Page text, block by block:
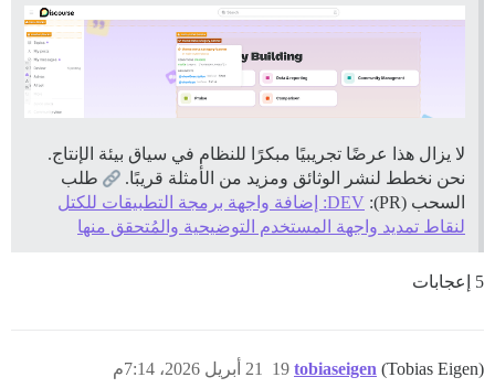
لا يزال هذا عرضًا تجريبيًا مبكرًا للنظام في سياق بيئة الإنتاج.
نحن نخطط لنشر الوثائق ومزيد من الأمثلة قريبًا.
طلب
السحب (PR):
DEV: إضافة واجهة برمجة التطبيقات للكتل
لنقاط تمديد واجهة المستخدم التوضيحية والمُتحقق منها
5 إعجابات
tobiaseigen (Tobias Eigen) 21 أبريل 2026، 7:14م 19